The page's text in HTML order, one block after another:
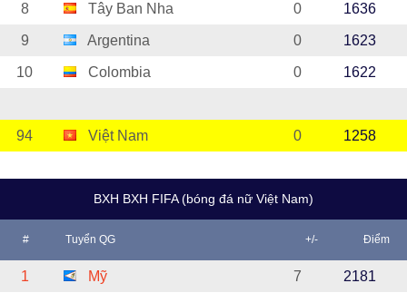
8 Tây Ban Nha 0 1636
9 Argentina 0 1623
10 Colombia 0 1622
94 Việt Nam 0 1258
BXH BXH FIFA (bóng đá nữ Việt Nam)
# Tuyển QG +/- Điểm
1 Mỹ 7 2181